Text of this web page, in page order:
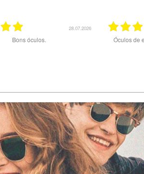
02.07.2026
Muito bom serviço e produtos. Site claro e ótimos